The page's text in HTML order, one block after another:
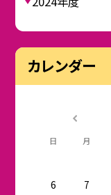
カレンダー
日 月
6
7